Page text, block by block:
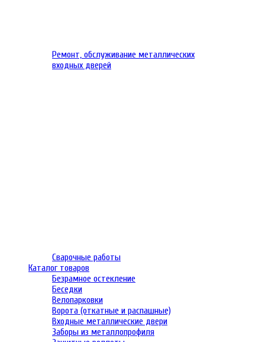
Ремонт, обслуживание металлических
входных дверей
Сварочные работы
Каталог товаров
Безрамное остекление
Беседки
Велопарковки
Ворота (откатные и распашные)
Входные металлические двери
Заборы из металлопрофиля